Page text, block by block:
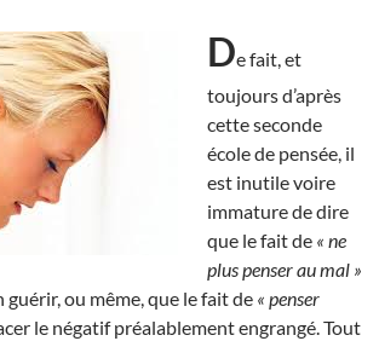
De fait, et
toujours d’après
cette seconde
école de pensée, il
est inutile voire
immature de dire
que le fait de « ne
plus penser au mal »
ou même, que le fait de « penser
le négatif préalablement engrangé. Tout